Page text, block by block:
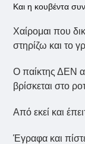
Και η κουβέντα
Χαίρομαι που
στηρίζω και το
Ο παίκτης ΔΕΝ
βρίσκεται στο
Από εκεί και
Έγραφα και